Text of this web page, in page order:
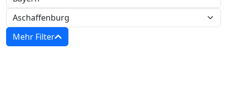
Mehr Filter